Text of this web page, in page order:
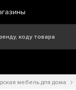
мебель для дома